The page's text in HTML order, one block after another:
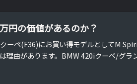
円の価値があるのか？
ーペ(F36)にお買い得モデルとしてM
理由があります。BMW 420iクーペ/グラ